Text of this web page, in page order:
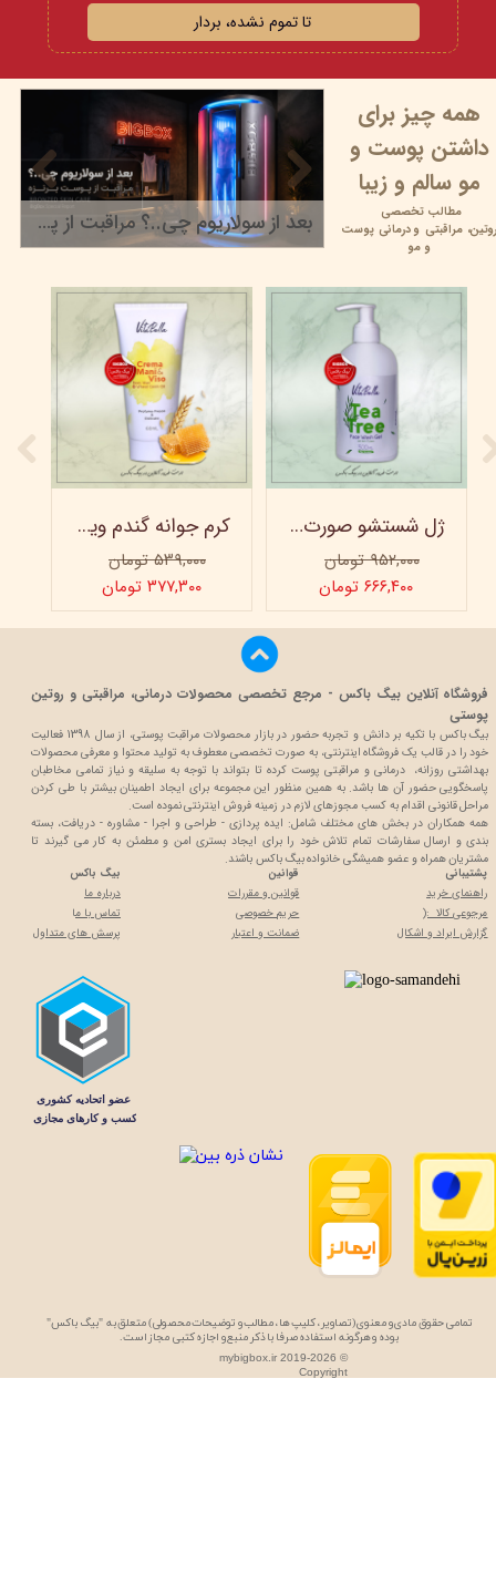
تا تموم نشده، بردار
بعد از سولاریوم چی..؟ مراقبت از پوست برنزه
همه چیز برای
داشتن پوست و
مو سالم و زیبا
مطالب تخصصی
روتین،مراقبتی ودرمانی پوست
و مو
کرم جوانه گندم ویتابلا - تیوپی 60 میلی‌ لیتر
۵۳۹,۰۰۰ تومان
۳۷۷,۳۰۰ تومان
ژل شستشو صورت ویتابلا - 300 میلی لیتر
۹۵۲,۰۰۰ تومان
۶۶۶,۴۰۰ تومان
پشتیبانی
راهنمای خرید
مرجوعی کالا :(
گزارش ایراد و اشکال
قوانین
قوانین و مقررات
حریم خصوصی
ضمانت و اعتبار
تمامی حقوق مادی و معنوی (تصاویر، کلیپ ها، مطالب و توضیحات محصولی) متعلق به "بیگ باکس"
بوده و هرگونه استفاده صرفا با ذکر منبع و اجازه کتبی مجاز است.
بیگ باکس
درباره ما
تماس با ما
پرسش های متداول
فروشگاه آنلاین بیگ باکس - مرجع تخصصی محصولات درمانی، مراقبتی و روتین
پوستی
بیگ باکس با تکیه بر دانش و تجربه حضور در بازار محصولات مراقبت پوستی، از سال 1398 فعالیت
خود را در قالب یک فروشگاه اینترنتی، به صورت تخصصی معطوف به تولید محتوا و معرفی محصولات
بهداشتی روزانه، درمانی و مراقبتی پوست کرده تا بتواند با توجه به سلیقه و نیاز تمامی مخاطبان
پاسخگویی حضور آن ها باشد. به همین منظور این مجموعه برای ایجاد اطمینان بیشتر با طی کردن
مراحل قانونی اقدام به کسب مجوزهای لازم در زمینه فروش اینترنتی نموده است.
همه همکاران در بخش های مختلف شامل: ایده پردازی - طراحی و اجرا - مشاوره - دریافت، بسته
بندی و ارسال سفارشات تمام تلاش خود را برای ایجاد بستری امن و مطمئن به کار می گیرند تا
مشتریان همراه و عضو همیشگی خانواده بیگ باکس باشند.
mybigbox.ir 2019-2026 ©
Copyright